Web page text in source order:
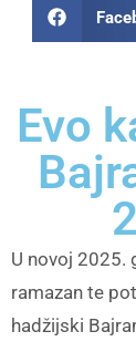
Evo
U novoj 2025.
ramazan te
hadžijski